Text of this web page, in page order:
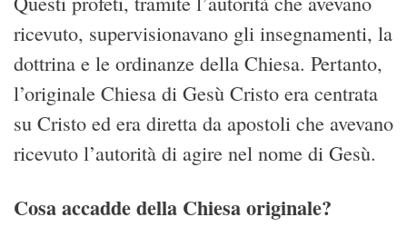
ricevuto, supervisionavano gli insegnamenti, la
dottrina e le ordinanze della Chiesa. Pertanto,
l’originale Chiesa di Gesù Cristo era centrata
su Cristo ed era diretta da apostoli che avevano
ricevuto l’autorità di agire nel nome di Gesù.
Cosa accadde della Chiesa originale?